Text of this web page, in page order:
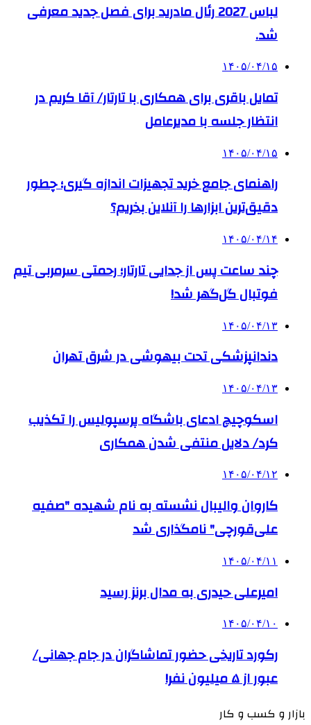
لباس 2027 رئال مادرید برای فصل جدید معرفی
شد.
۱۴۰۵/۰۴/۱۵
تمایل باقری برای همکاری با تارتار/ آقا کریم در
انتظار جلسه با مدیرعامل
۱۴۰۵/۰۴/۱۵
راهنمای جامع خرید تجهیزات اندازه گیری؛ چطور
دقیق‌ترین ابزارها را آنلاین بخریم؟
۱۴۰۵/۰۴/۱۴
چند ساعت پس از جدایی تارتار؛ رحمتی سرمربی تیم
فوتبال گل‌گهر شد!
۱۴۰۵/۰۴/۱۳
دندانپزشکی تحت بیهوشی در شرق تهران
۱۴۰۵/۰۴/۱۳
اسکوچیچ ادعای باشگاه پرسپولیس را تکذیب
کرد/ دلایل منتفی شدن همکاری
۱۴۰۵/۰۴/۱۲
کاروان والیبال نشسته به نام شهیده "صفیه
علی‌قورچی" نامگذاری شد
۱۴۰۵/۰۴/۱۱
امیرعلی حیدری به مدال برنز رسید
۱۴۰۵/۰۴/۱۰
رکورد تاریخی حضور تماشاگران در جام جهانی/
عبور از ۵ میلیون نفر!
بازار و کسب و کار